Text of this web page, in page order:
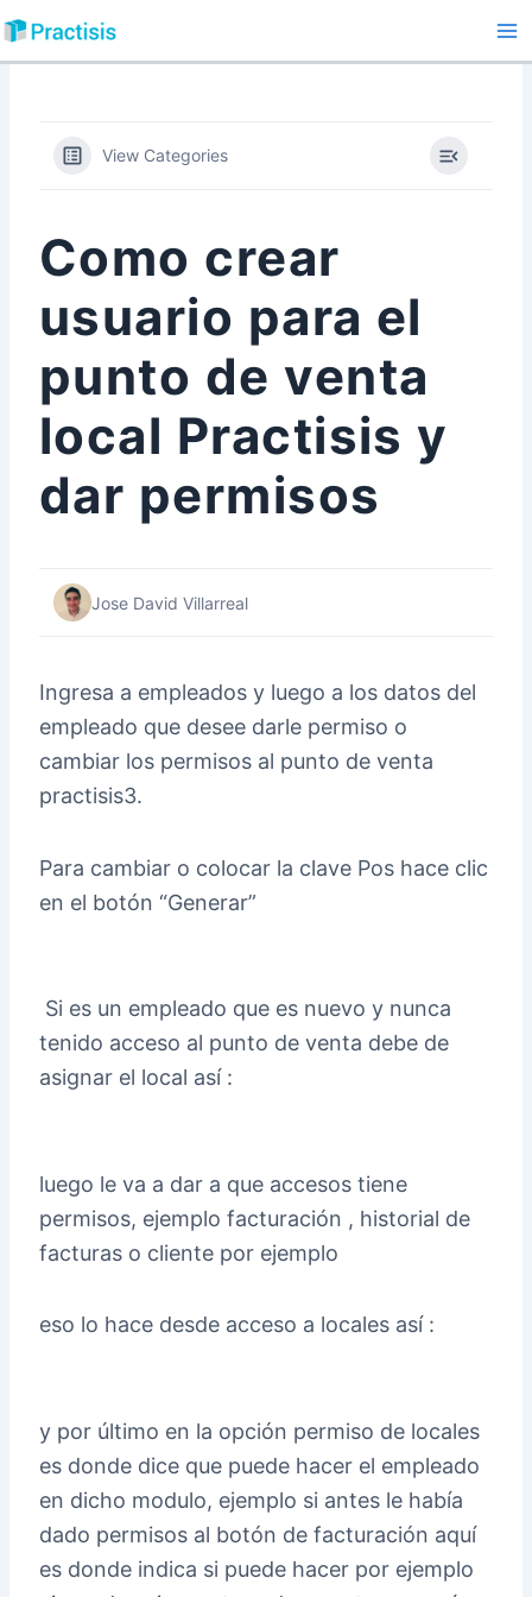
al
contenido
View Categories
Como crear
usuario para el
punto de venta
local Practisis y
dar permisos
Jose David Villarreal
Ingresa a empleados y luego a los datos del
empleado que desee darle permiso o
cambiar los permisos al punto de venta
practisis3.
Para cambiar o colocar la clave Pos hace clic
en el botón “Generar”
Si es un empleado que es nuevo y nunca
tenido acceso al punto de venta debe de
asignar el local así :
luego le va a dar a que accesos tiene
permisos, ejemplo facturación , historial de
facturas o cliente por ejemplo
eso lo hace desde acceso a locales así :
y por último en la opción permiso de locales
es donde dice que puede hacer el empleado
en dicho modulo, ejemplo si antes le había
dado permisos al botón de facturación aquí
es donde indica si puede hacer por ejemplo